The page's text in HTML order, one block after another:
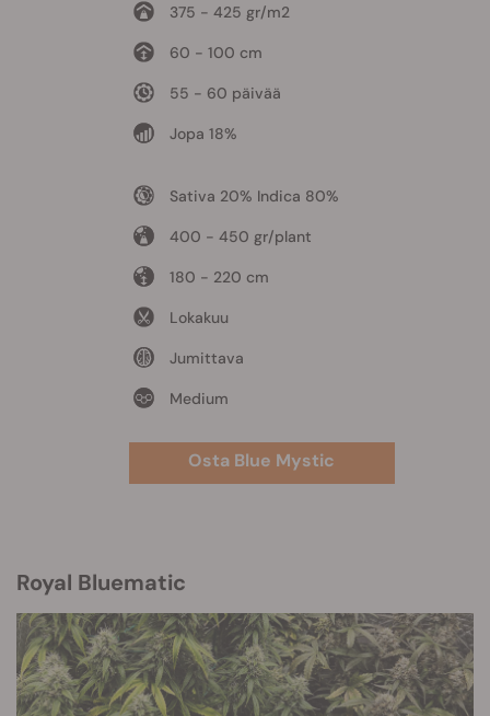
375 - 425 gr/m2
60 - 100 cm
55 - 60 päivää
Jopa 18%
Sativa 20% Indica 80%
400 - 450 gr/plant
180 - 220 cm
Lokakuu
Jumittava
Medium
Osta Blue Mystic
Royal Bluematic